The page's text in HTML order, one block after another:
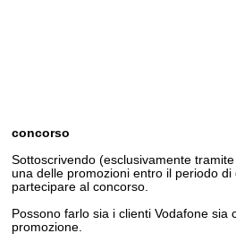
concorso
Sottoscrivendo (esclusivamente
una delle promozioni entro il periodo
partecipare al concorso.
Possono farlo sia i clienti Vodafone
promozione.